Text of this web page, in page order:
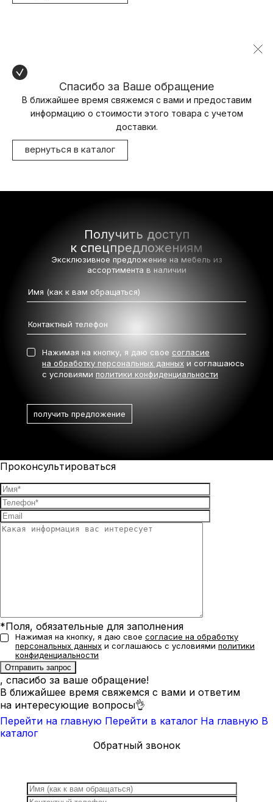
Спасибо за Ваше обращение
В ближайшее время свяжемся с вами и предоставим
информацию о стоимости этого товара с учетом
доставки.
вернуться в каталог
Получить доступ
к спецпредложениям
Эксклюзивное предложение на мебель из
ассортимента в наличии
Нажимая на кнопку, я даю свое согласие
на обработку персональных данных и соглашаюсь
с условиями политики конфиденциальности
Проконсультироваться
*Поля, обязательные для заполнения
Нажимая на кнопку, я даю свое согласие на обработку
персональных данных и соглашаюсь с условиями политики
конфиденциальности
, спасибо за ваше обращение!
В ближайшее время свяжемся с вами и ответим
на интересующие вопросы👌
Перейти на главную Перейти в каталог На главную В
каталог
Обратный звонок